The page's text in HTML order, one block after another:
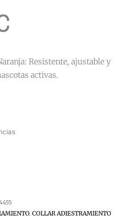
Resistente, ajustable y
activas.
, COLLAR ADIESTRAMIENTO